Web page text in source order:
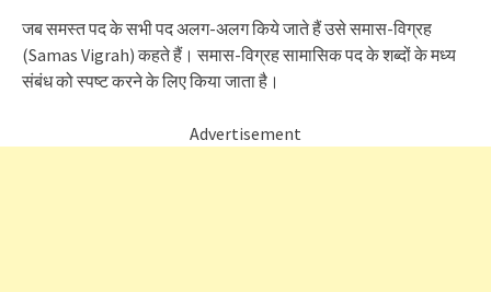
जब समस्त पद के सभी पद अलग-अलग किये जाते हैं उसे समास-विग्रह
(Samas Vigrah) कहते हैं। समास-विग्रह सामासिक पद के शब्दों के मध्य
संबंध को स्पष्ट करने के लिए किया जाता है।
Advertisement